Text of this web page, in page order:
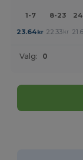
1-7 8-23
23.64kr 22.33 kr
Valg: 0